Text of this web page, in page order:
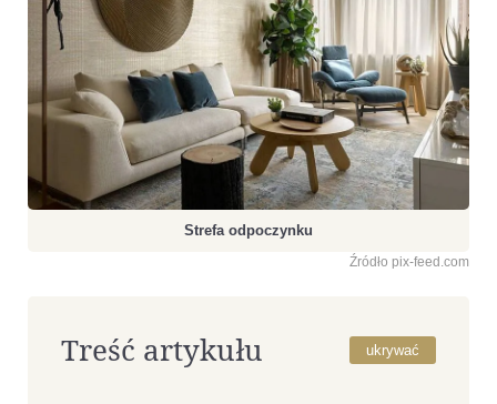
Strefa odpoczynku
Źródło pix-feed.com
Treść artykułu ukrywać